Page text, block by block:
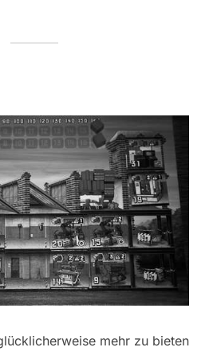
mehr zu bieten